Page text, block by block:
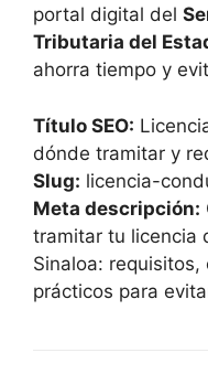
portal digital del
Tributaria del
ahorra tiempo y
Título SEO:
dónde tramitar y
Slug: licencia-
Meta descripción:
tramitar tu licencia
Sinaloa:
prácticos para